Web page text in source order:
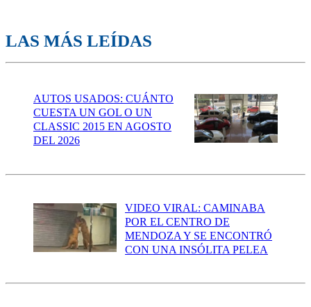
LAS MÁS LEÍDAS
AUTOS USADOS: CUÁNTO
CUESTA UN GOL O UN
CLASSIC 2015 EN AGOSTO
DEL 2026
VIDEO VIRAL: CAMINABA
POR EL CENTRO DE
MENDOZA Y SE ENCONTRÓ
CON UNA INSÓLITA PELEA